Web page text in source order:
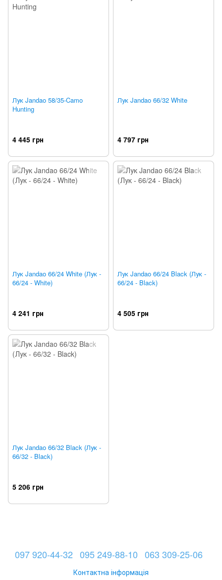
Лук Jandao 58/35-Camo
Hunting
4 445 грн
Лук Jandao 66/32 White
4 797 грн
Лук Jandao 66/24 White (Лук -
66/24 - White)
4 241 грн
Лук Jandao 66/24 Black (Лук -
66/24 - Black)
4 505 грн
Лук Jandao 66/32 Black (Лук -
66/32 - Black)
5 206 грн
097 920-44-32 095 249-88-10 063 309-25-06
Контактна інформація